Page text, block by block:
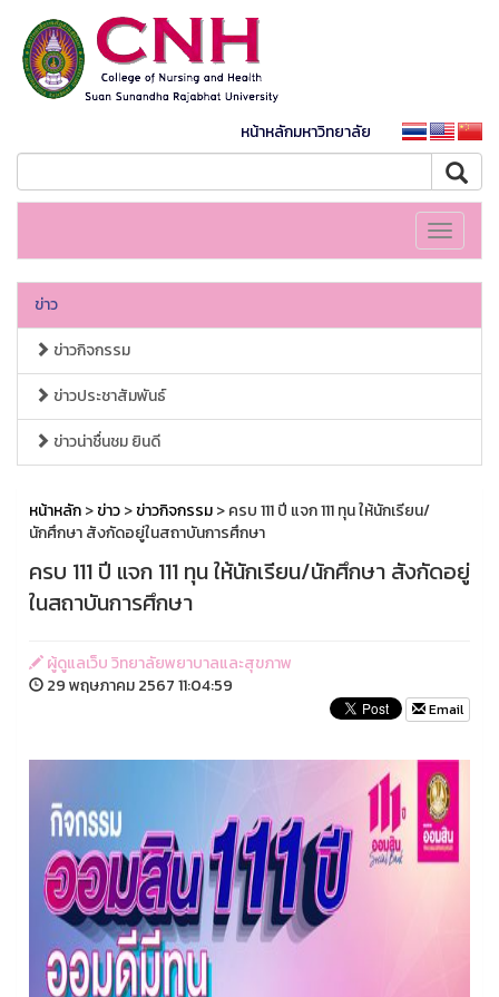
หน้าหลักมหาวิทยาลัย
Toggle
ข่าว
ข่าวกิจกรรม
ข่าวประชาสัมพันธ์
ข่าวน่าชื่นชม ยินดี
หน้าหลัก>ข่าว>ข่าวกิจกรรม> ครบ 111 ปี แจก 111 ทุน ให้นักเรียน/
นักศึกษา สังกัดอยู่ในสถาบันการศึกษา
ครบ 111 ปี แจก 111 ทุน ให้นักเรียน/นักศึกษา สังกัดอยู่
ในสถาบันการศึกษา
ผู้ดูแลเว็บ วิทยาลัยพยาบาลและสุขภาพ
29 พฤษภาคม 2567 11:04:59
Email